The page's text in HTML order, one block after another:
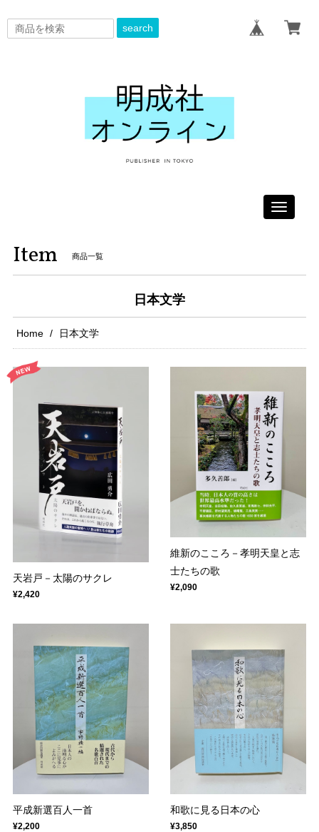
search
Toggle
Item 商品一覧
日本文学
Home 日本文学
天岩戸－太陽のサクレ
¥2,420
維新のこころ－孝明天皇と志
士たちの歌
¥2,090
平成新選百人一首
¥2,200
和歌に見る日本の心
¥3,850